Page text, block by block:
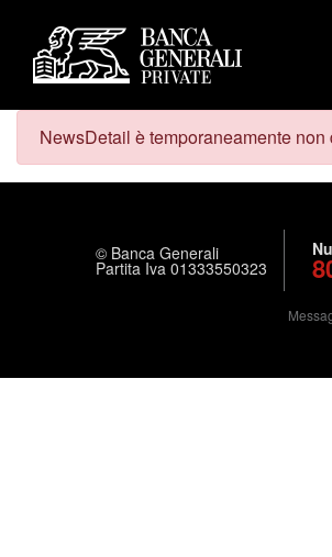
NewsDetail è temporaneamente
© Banca Generali
Partita Iva 01333550323